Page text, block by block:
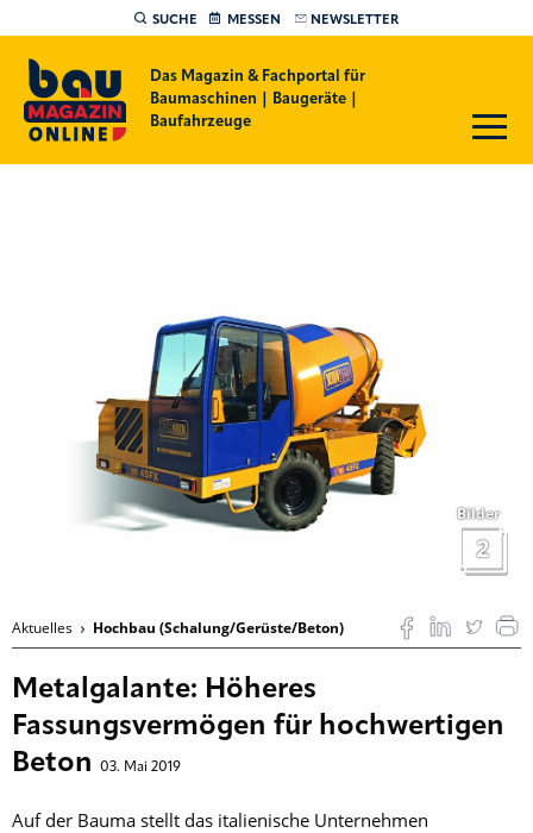
SUCHE MESSEN NEWSLETTER
Das Magazin & Fachportal für
Baumaschinen | Baugeräte |
Baufahrzeuge
Bilder
2
Aktuelles Hochbau (Schalung/Gerüste/Beton)
Metalgalante: Höheres
Fassungsvermögen für hochwertigen
Beton
03. Mai 2019
Auf der Bauma stellt das italienische Unternehmen